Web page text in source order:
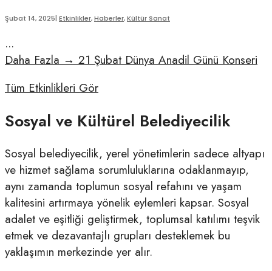
Şubat 14, 2025| Etkinlikler,Haberler,Kültür Sanat
...
Daha Fazla → 21 Şubat Dünya Anadil Günü Konseri
Tüm Etkinlikleri Gör
Sosyal ve Kültürel Belediyecilik
Sosyal belediyecilik, yerel yönetimlerin sadece altyapı
ve hizmet sağlama sorumluluklarına odaklanmayıp,
aynı zamanda toplumun sosyal refahını ve yaşam
kalitesini artırmaya yönelik eylemleri kapsar. Sosyal
adalet ve eşitliği geliştirmek, toplumsal katılımı teşvik
etmek ve dezavantajlı grupları desteklemek bu
yaklaşımın merkezinde yer alır.